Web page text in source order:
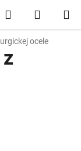
Hľadať
KOŠÍK
ocele